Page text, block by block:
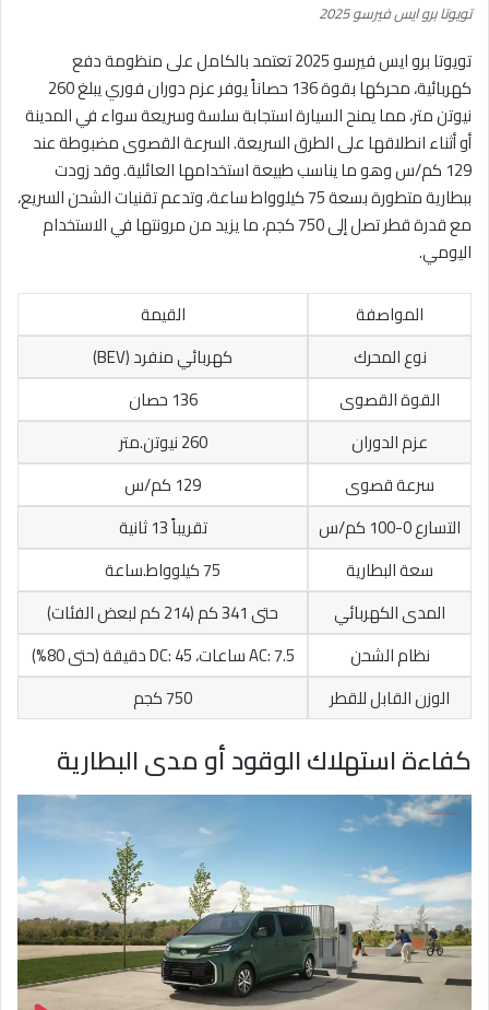
تويوتا برو ايس فيرسو 2025
تويوتا برو ايس فيرسو 2025 تعتمد بالكامل على منظومة دفع
كهربائية، محركها بقوة 136 حصاناً يوفر عزم دوران فوري يبلغ 260
نيوتن متر، مما يمنح السيارة استجابة سلسة وسريعة سواء في المدينة
أو أثناء انطلاقها على الطرق السريعة. السرعة القصوى مضبوطة عند
129 كم/س وهو ما يناسب طبيعة استخدامها العائلية. وقد زودت
ببطارية متطورة بسعة 75 كيلوواط ساعة، وتدعم تقنيات الشحن السريع،
مع قدرة قطر تصل إلى 750 كجم، ما يزيد من مرونتها في الاستخدام
اليومي.
المواصفة
القيمة
نوع المحرك
كهربائي منفرد (BEV)
القوة القصوى
136 حصان
عزم الدوران
260 نيوتن.متر
سرعة قصوى
129 كم/س
التسارع 0-100 كم/س
تقريباً 13 ثانية
سعة البطارية
75 كيلوواط.ساعة
المدى الكهربائي
حتى 341 كم (214 كم لبعض الفئات)
نظام الشحن
AC: 7.5 ساعات، DC: 45 دقيقة (حتى 80%)
الوزن القابل للقطر
750 كجم
كفاءة استهلاك الوقود أو مدى البطارية